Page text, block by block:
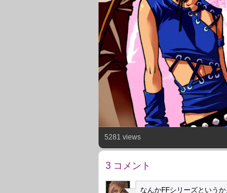
5281 views
3 コメント
なんかFFシリーズという